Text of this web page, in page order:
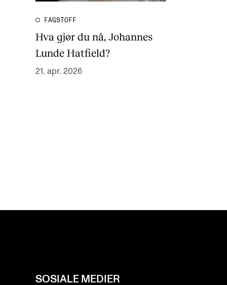
FAGSTOFF
Hva gjør du nå, Johannes
Lunde Hatfield?
21. apr. 2026
SOSIALE MEDIER